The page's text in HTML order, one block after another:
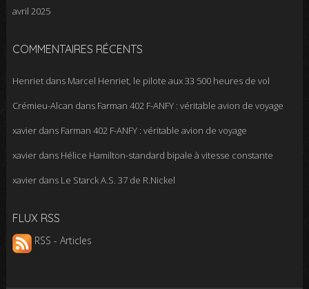
avril 2025
COMMENTAIRES RÉCENTS
Henrietdans Marcel Henriet, le pilote aux 33 500 heures de vol
Crémieu-Alcan dans Farman 402 F-ANFY : véritable avion de voyage
xavierdans Farman 402 F-ANFY : véritable avion de voyage
xavierdans Hélice Hamilton-standard bipale à vitesse constante
xavierdans Le Starck A.S. 37 de R.Nickel
FLUX RSS
RSS - Articles